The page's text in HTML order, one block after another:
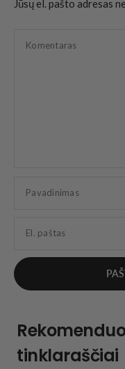
Jūsų el. pašto adresas
Komentaras
Pavadinimas
El. paštas
tinklaraščiai